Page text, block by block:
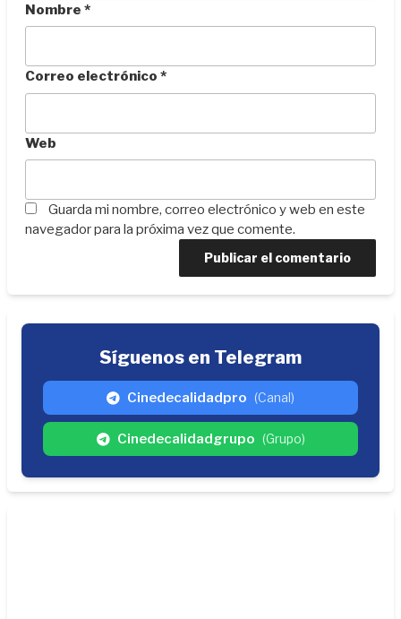
Nombre *
Correo electrónico *
Web
Guarda mi nombre, correo electrónico y web en este
navegador para la próxima vez que comente.
Síguenos en Telegram
Cinedecalidadpro (Canal)
Cinedecalidadgrupo (Grupo)